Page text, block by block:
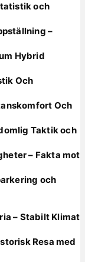
och
–
Hybrid
Och
Och
Taktik och
– Fakta mot
och
– Stabilt Klimat
Resa med